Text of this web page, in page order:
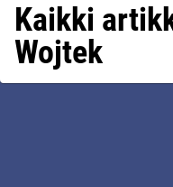
Kaikki
Wojtek